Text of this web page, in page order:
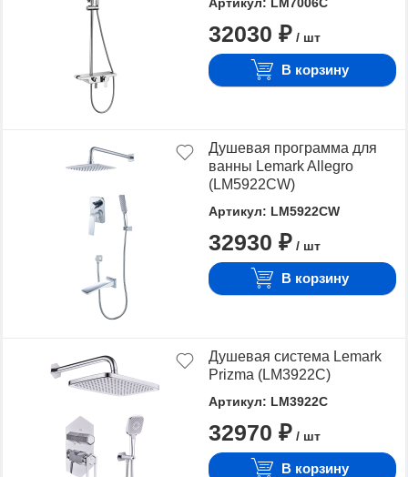
32030 ₽ / шт
В корзину
Душевая программа для
ванны Lemark Allegro
(LM5922CW)
Артикул: LM5922CW
32930 ₽ / шт
В корзину
Душевая система Lemark
Prizma (LM3922C)
Артикул: LM3922C
32970 ₽ / шт
В корзину